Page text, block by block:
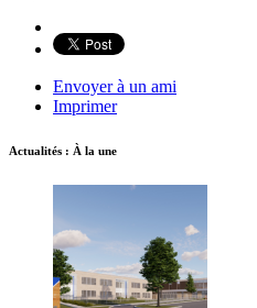
Envoyer à un ami
Imprimer
Actualités : À la une